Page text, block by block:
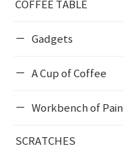
COFFEE TABLE
Gadgets
A Cup of Coffee
Workbench of Pain
SCRATCHES